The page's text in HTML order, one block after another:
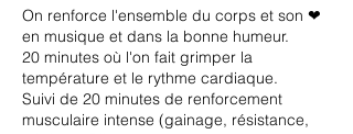
On renforce l'ensemble du corps et son ❤
en musique et dans la bonne humeur.
20 minutes où l'on fait grimper la
température et le rythme cardiaque.
Suivi de 20 minutes de renforcement
musculaire intense (gainage, résistance,